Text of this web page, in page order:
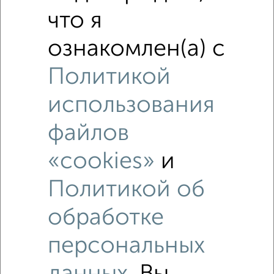
1‑комнатные квартиры недалеко от Краснополянская 33
Рядом, с меньшей ценой
что я
ознакомлен(а) с
Политикой
использования
файлов
«cookies» и
Политикой об
обработке
персональных